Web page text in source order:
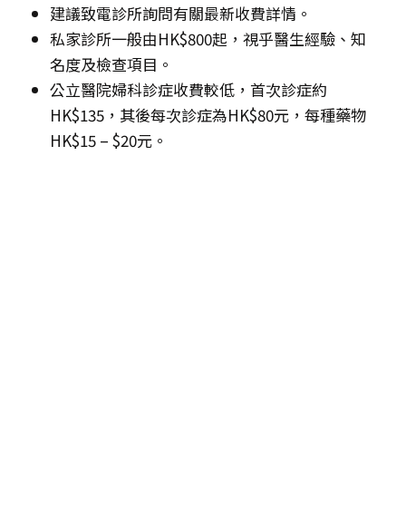
建議致電診所詢問有關最新收費詳情。
私家診所一般由HK$800起，視乎醫生經驗、知
名度及檢查項目。
公立醫院婦科診症收費較低，首次診症約
HK$135，其後每次診症為HK$80元，每種藥物
HK$15 – $20元。